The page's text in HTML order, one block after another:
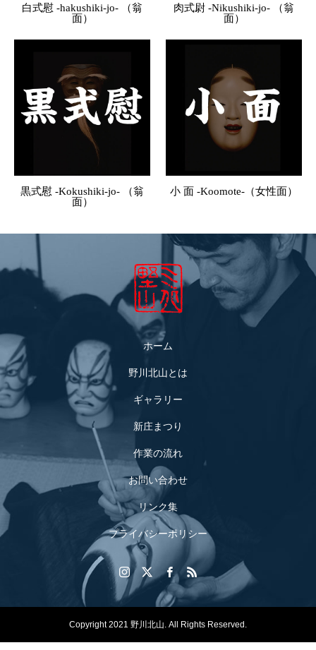
白式慰 -hakushiki-jo- （翁
面）
肉式尉 -Nikushiki-jo- （翁
面）
黒式慰 -Kokushiki-jo- （翁
面）
小 面 -Koomote-（女性面）
ホーム
野川北山とは
ギャラリー
新庄まつり
作業の流れ
お問い合わせ
リンク集
プライバシーポリシー
Copyright 2021 野川北山. All Rights Reserved.